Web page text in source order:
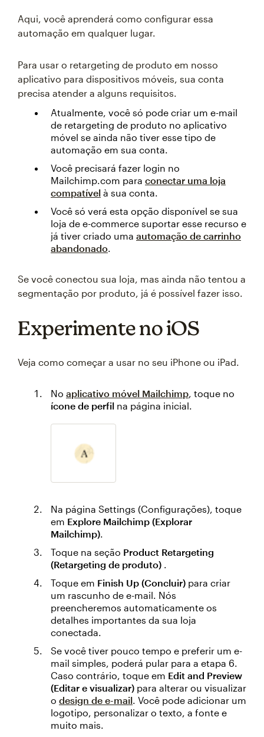
Aqui, você aprenderá como configurar essa
automação em qualquer lugar.
Para usar o retargeting de produto em nosso
aplicativo para dispositivos móveis, sua conta
precisa atender a alguns requisitos.
Atualmente, você só pode criar um e-mail
de retargeting de produto no aplicativo
móvel se ainda não tiver esse tipo de
automação em sua conta.
Você precisará fazer login no
Mailchimp.com para conectar uma loja
compatível à sua conta.
Você só verá esta opção disponível se sua
loja de e-commerce suportar esse recurso e
já tiver criado uma automação de carrinho
abandonado.
Se você conectou sua loja, mas ainda não tentou a
segmentação por produto, já é possível fazer isso.
Experimente no iOS
Veja como começar a usar no seu iPhone ou iPad.
No aplicativo móvel Mailchimp, toque no
ícone de perfil na página inicial.
Na página Settings (Configurações), toque
em Explore Mailchimp (Explorar
Mailchimp).
Toque na seção Product Retargeting
(Retargeting de produto) .
Toque em Finish Up (Concluir) para criar
um rascunho de e-mail. Nós
preencheremos automaticamente os
detalhes importantes da sua loja
conectada.
Se você tiver pouco tempo e preferir um e-
mail simples, poderá pular para a etapa 6.
Caso contrário, toque em Edit and Preview
(Editar e visualizar) para alterar ou visualizar
o design de e-mail. Você pode adicionar um
logotipo, personalizar o texto, a fonte e
muito mais.